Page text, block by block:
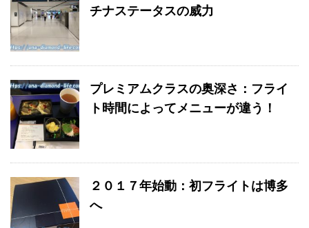
チナステータスの威力
プレミアムクラスの奥深さ：フライ
ト時間によってメニューが違う！
２０１７年始動：初フライトは博多
へ